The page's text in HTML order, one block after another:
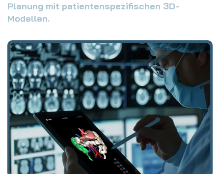
Planung mit patientenspezifischen 3D-
Modellen.